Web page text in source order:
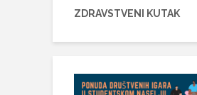
ZDRAVSTVENI KUTAK